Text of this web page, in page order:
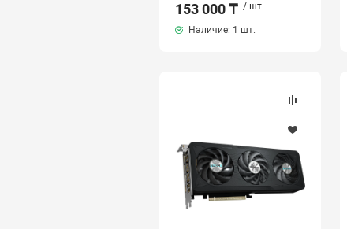
153 000 ₸ / шт.
Наличие: 1 шт.